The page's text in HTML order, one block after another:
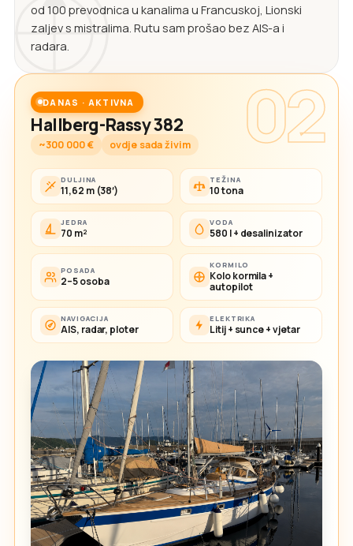
od 100 prevodnica u kanalima u Francuskoj, Lionski
zaljev s mistralima. Rutu sam prošao bez AIS-a i
radara.
02
DANAS · AKTIVNA
Hallberg-Rassy 382
~300 000 € ovdje sada živim
DULJINA
11,62 m (38′)
TEŽINA
10 tona
JEDRA
70 m²
VODA
580 l + desalinizator
POSADA
2–5 osoba
KORMILO
Kolo kormila +
autopilot
NAVIGACIJA
AIS, radar, ploter
ELEKTRIKA
Litij + sunce + vjetar